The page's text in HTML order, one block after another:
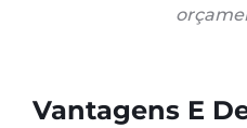
Vantagens E